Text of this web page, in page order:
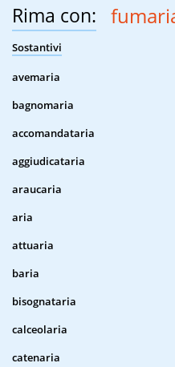
Rima con:
Sostantivi
avemaria
bagnomaria
accomandataria
aggiudicataria
araucaria
aria
attuaria
baria
bisognataria
calceolaria
catenaria